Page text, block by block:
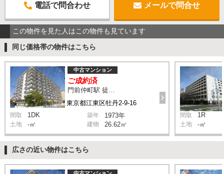
電話で問合わせ メールで問合せ
この物件を見た人はこの物件も見ています
同じ価格帯の物件はこちら
東京都江東区牡丹2-9-16
中古マンション
ご成約済
門前仲町駅 徒歩3分
間取 1DK 築年 1973年
土地 -㎡ 建物 26.62㎡
間取 1R
土地 -㎡
広さの近い物件はこちら